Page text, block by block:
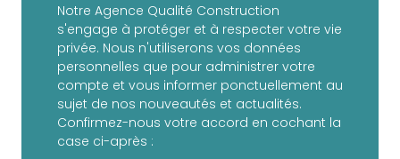
Notre Agence Qualité Construction
s'engage à protéger et à respecter votre vie
privée. Nous n'utiliserons vos données
personnelles que pour administrer votre
compte et vous informer ponctuellement au
sujet de nos nouveautés et actualités.
Confirmez-nous votre accord en cochant la
case ci-après :